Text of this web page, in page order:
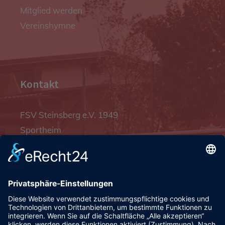
Mitglied werden
Vereinshymne
Kontakt
FSV Steinsberg e.V. 1949
Sportheim
93128 Steinsberg
pr@fsv-steinsberg.de